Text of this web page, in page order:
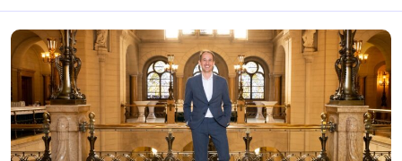
van internationale veiligheidsdiensten zijn continu alert.
Waarschijnlijk niet om de wedstrijd te kijken, maar wel om de
veiligheid, zowel lokaal en internationaal, te waarborgen. Zo ook
Europol. …Continued